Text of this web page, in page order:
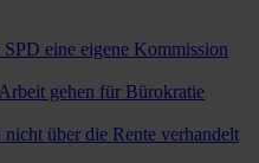
eine eigene Kommission
gehen für Bürokratie
über die Rente verhandelt